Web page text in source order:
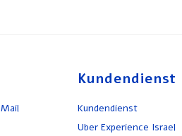
Kundendienst
Kundendienst
Uber Experience Israel